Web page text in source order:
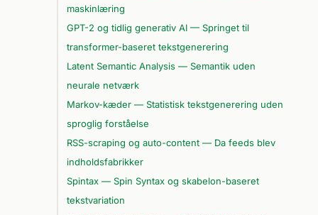
maskinlæring
GPT-2 og tidlig generativ AI — Springet til
transformer-baseret tekstgenerering
Latent Semantic Analysis — Semantik uden
neurale netværk
Markov-kæder — Statistisk tekstgenerering uden
sproglig forståelse
RSS-scraping og auto-content — Da feeds blev
indholdsfabrikker
Spintax — Spin Syntax og skabelon-baseret
tekstvariation